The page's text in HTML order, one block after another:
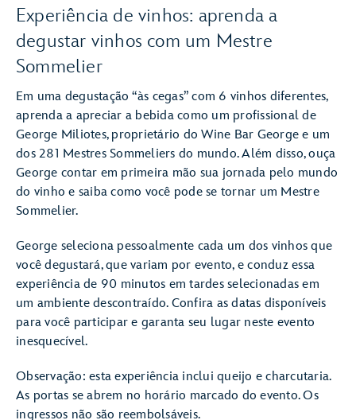
Experiência de vinhos: aprenda a
degustar vinhos com um Mestre
Sommelier
Em uma degustação “às cegas” com 6 vinhos diferentes,
aprenda a apreciar a bebida como um profissional de
George Miliotes, proprietário do Wine Bar George e um
dos 281 Mestres Sommeliers do mundo. Além disso, ouça
George contar em primeira mão sua jornada pelo mundo
do vinho e saiba como você pode se tornar um Mestre
Sommelier.
George seleciona pessoalmente cada um dos vinhos que
você degustará, que variam por evento, e conduz essa
experiência de 90 minutos em tardes selecionadas em
um ambiente descontraído. Confira as datas disponíveis
para você participar e garanta seu lugar neste evento
inesquecível.
Observação: esta experiência inclui queijo e charcutaria.
As portas se abrem no horário marcado do evento. Os
ingressos não são reembolsáveis.